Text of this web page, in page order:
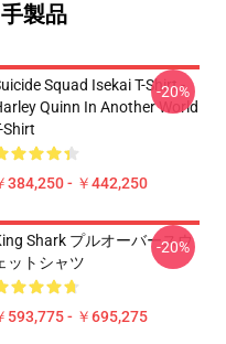
製品
Squad Isekai T-Shirt -
Quinn In Another World
Shirt
384,250 - ￥442,250
-20%
Shark プルオーバースウ
ットシャツ
593,775 - ￥695,275
-20%